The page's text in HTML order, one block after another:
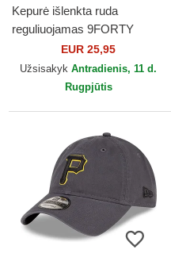
Kepurė išlenkta ruda
reguliuojamas 9FORTY
League Essential New York
Yankees MLB New Era
EUR 25,95
Užsisakyk Antradienis, 11 d.
Rugpjūtis